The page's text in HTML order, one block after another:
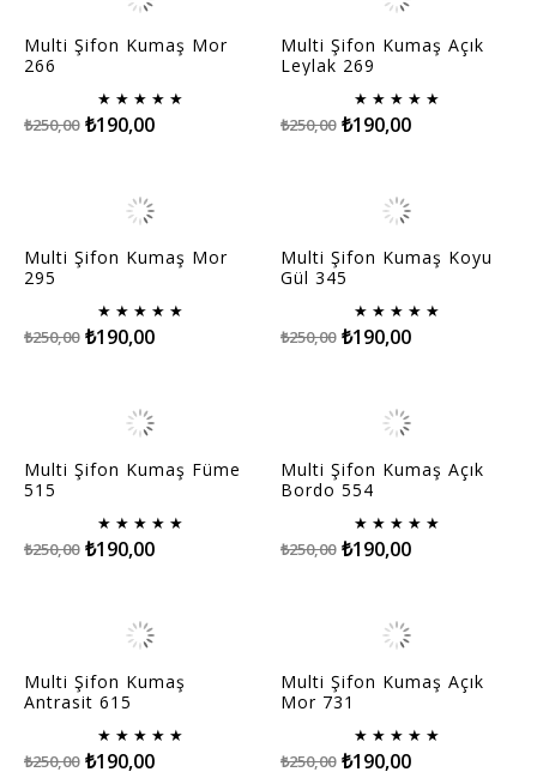
Multi Şifon Kumaş Mor
266
★ ★ ★ ★ ★
₺190,00
₺250,00
Multi Şifon Kumaş Açık
Leylak 269
★ ★ ★ ★ ★
₺190,00
₺250,00
Multi Şifon Kumaş Mor
295
★ ★ ★ ★ ★
₺190,00
₺250,00
Multi Şifon Kumaş Koyu
Gül 345
★ ★ ★ ★ ★
₺190,00
₺250,00
Multi Şifon Kumaş Füme
515
★ ★ ★ ★ ★
₺190,00
₺250,00
Multi Şifon Kumaş Açık
Bordo 554
★ ★ ★ ★ ★
₺190,00
₺250,00
Multi Şifon Kumaş
Antrasit 615
★ ★ ★ ★ ★
₺190,00
₺250,00
Multi Şifon Kumaş Açık
Mor 731
★ ★ ★ ★ ★
₺190,00
₺250,00